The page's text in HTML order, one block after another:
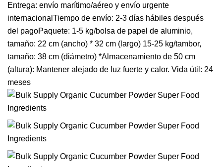
Entrega: envío marítimo/aéreo y envío urgente
internacionalTiempo de envío: 2-3 días hábiles después
del pagoPaquete: 1-5 kg/bolsa de papel de aluminio,
tamaño: 22 cm (ancho) * 32 cm (largo) 15-25 kg/tambor,
tamaño: 38 cm (diámetro) *Almacenamiento de 50 cm
(altura): Mantener alejado de luz fuerte y calor. Vida útil: 24
meses